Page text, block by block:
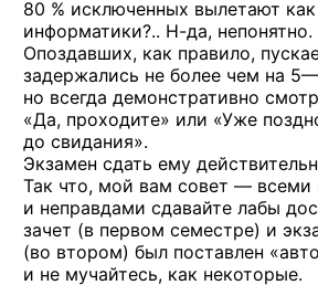
80 % исключенных вылетают
информатики?.. Н-да, непонятно.
Опоздавших, как правило,
задержались не более чем на
но всегда демонстративно
«Да, проходите» или «Уже
до свидания».
Экзамен сдать ему
Так что, мой вам совет — всеми
и неправдами сдавайте лабы
зачет (в первом семестре) и
(во втором) был поставлен
и не мучайтесь, как некоторые.